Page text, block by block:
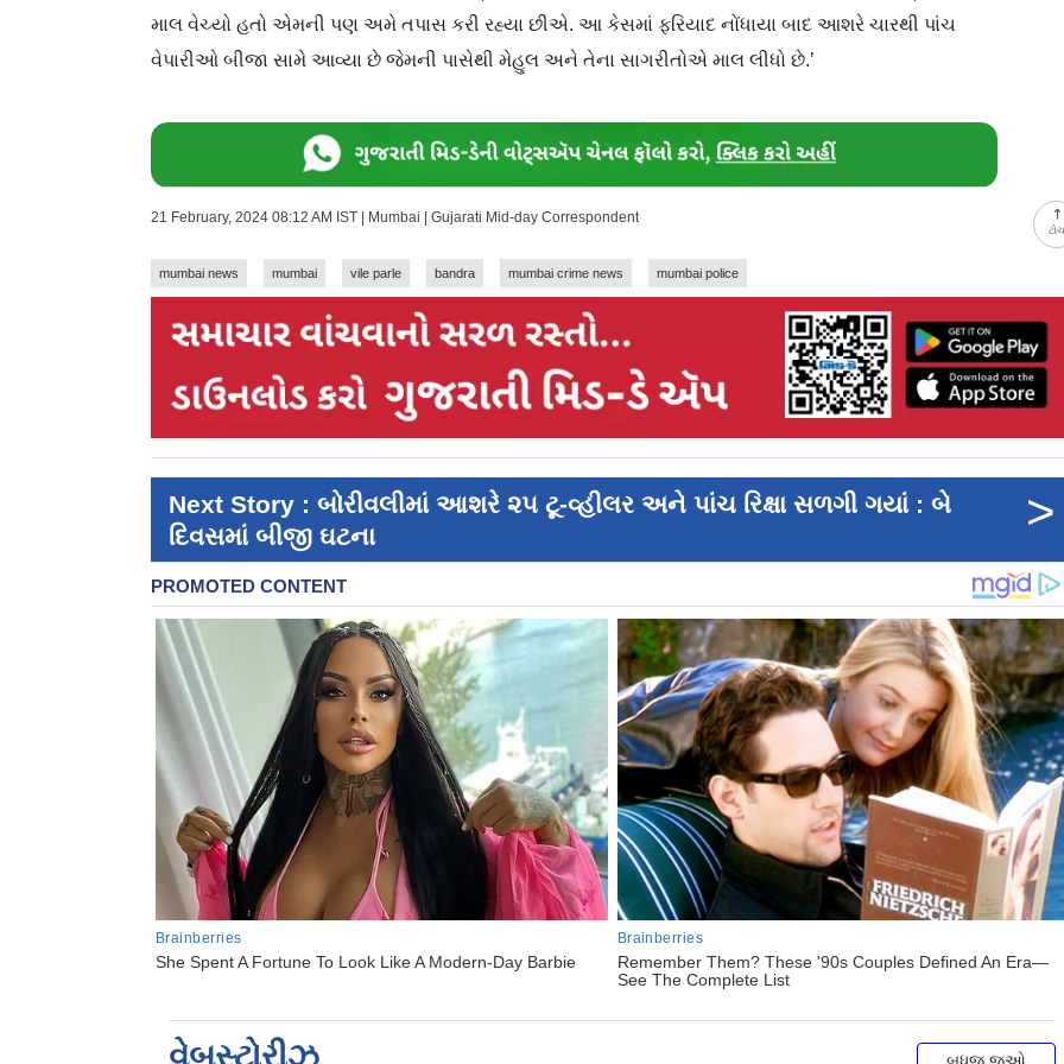
માલ વેચ્યો હતો એમની પણ અમે તપાસ કરી રહ્યા છીએ. આ કેસમાં ફરિયાદ નોંધાયા બાદ આશરે ચારથી પાંચ
વેપારીઓ બીજા સામે આવ્યા છે જેમની પાસેથી મેહુલ અને તેના સાગરીતોએ માલ લીધો છે.’
21 February, 2024 08:12 AM IST | Mumbai | Gujarati Mid-day Correspondent
mumbai news mumbai vile parle bandra mumbai crime news mumbai police
Next Story : બોરીવલીમાં આશરે ૨૫ ટૂ-વ્હીલર અને પાંચ ​રિક્ષા સળગી ગયાં : બે
દિવસમાં બીજી ઘટના
>
વેબસ્ટોરીઝ